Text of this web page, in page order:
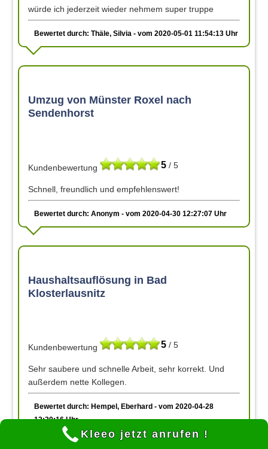
würde ich jederzeit wieder nehmem super truppe
Bewertet durch: Thäle, Silvia - vom 2020-05-01 11:54:13 Uhr
Umzug von Münster Roxel nach
Sendenhorst
5 / 5
Kundenbewertung
Schnell, freundlich und empfehlenswert!
Bewertet durch: Anonym - vom 2020-04-30 12:27:07 Uhr
Haushaltsauflösung in Bad
Klosterlausnitz
5 / 5
Kundenbewertung
Sehr saubere und schnelle Arbeit, sehr korrekt. Und
außerdem nette Kollegen.
Bewertet durch: Hempel, Eberhard - vom 2020-04-28
12:20:16 Uhr
Kleeo jetzt anrufen !